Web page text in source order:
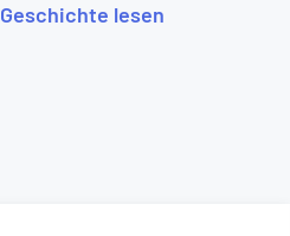
Geschichte lesen